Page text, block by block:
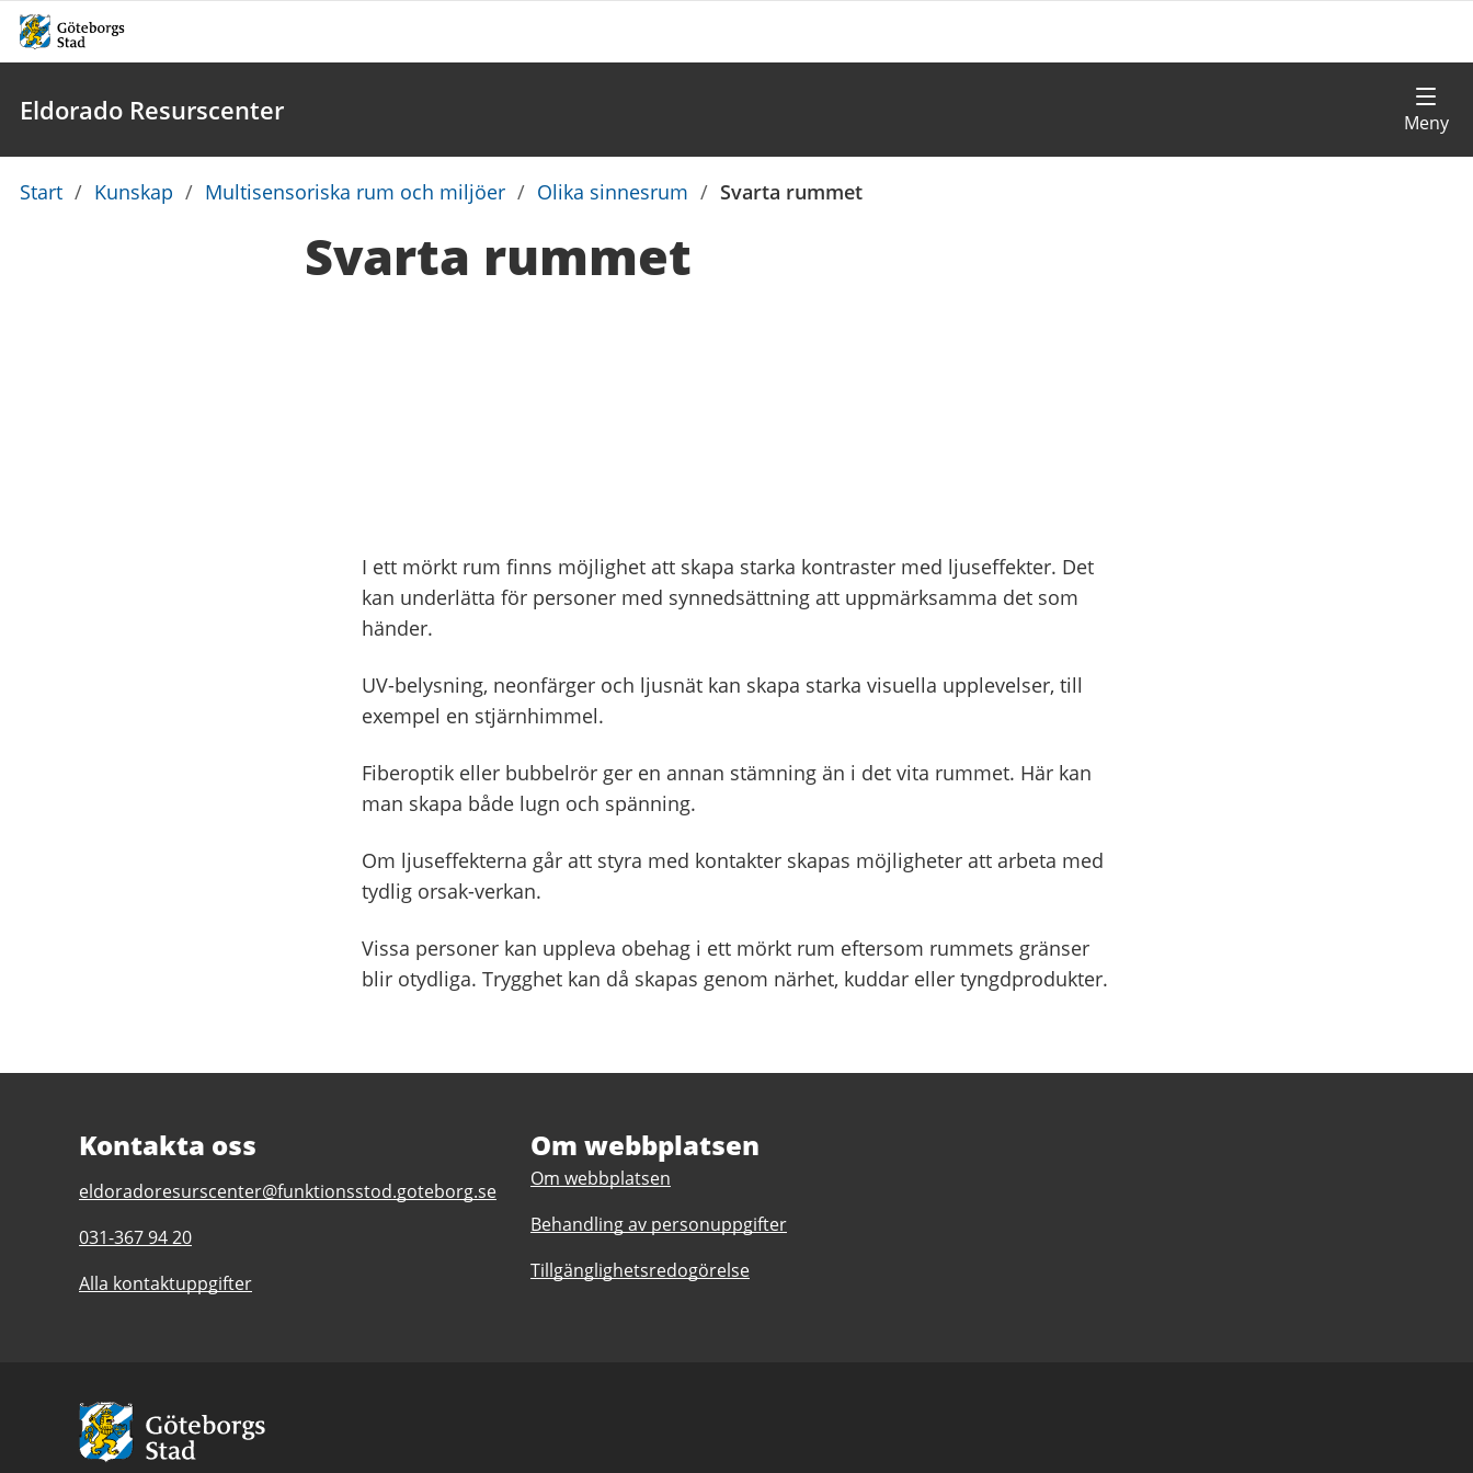
Eldorado Resurscenter
Du
Start / Kunskap / Multisensoriska rum och miljöer / Olika sinnesrum / Svarta rummet
Svarta rummet
I ett mörkt rum finns möjlighet att skapa starka kontraster med ljuseffekter. Det
kan underlätta för personer med synnedsättning att uppmärksamma det som
händer.
UV-belysning, neonfärger och ljusnät kan skapa starka visuella upplevelser, till
exempel en stjärnhimmel.
Fiberoptik eller bubbelrör ger en annan stämning än i det vita rummet. Här kan
man skapa både lugn och spänning.
Om ljuseffekterna går att styra med kontakter skapas möjligheter att arbeta med
tydlig orsak-verkan.
Vissa personer kan uppleva obehag i ett mörkt rum eftersom rummets gränser
blir otydliga. Trygghet kan då skapas genom närhet, kuddar eller tyngdprodukter.
Kontakta oss
E-
till
Eldorado
Resurscenter
eldoradoresurscenter@funktionsstod.goteborg.se
Telefonnummer
Eldorado
031-367 94 20
Alla kontaktuppgifter
Om webbplatsen
Om webbplatsen
Behandling av personuppgifter
Tillgänglighetsredogörelse
Avsändare:
Göteborgs
Stad